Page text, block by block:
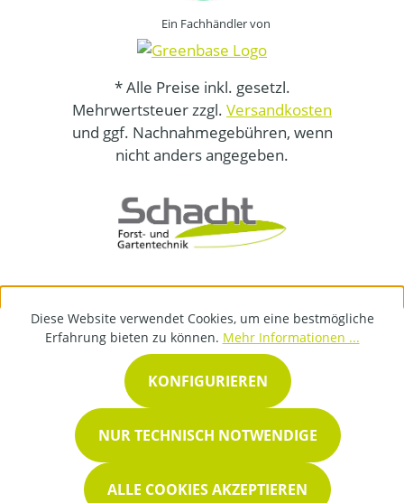
Ein Fachhändler von
* Alle Preise inkl. gesetzl.
Mehrwertsteuer zzgl. Versandkosten
und ggf. Nachnahmegebühren, wenn
nicht anders angegeben.
Diese Website verwendet Cookies, um eine bestmögliche
Erfahrung bieten zu können. Mehr Informationen ...
NUR TECHNISCH NOTWENDIGE
KONFIGURIEREN
ALLE COOKIES AKZEPTIEREN